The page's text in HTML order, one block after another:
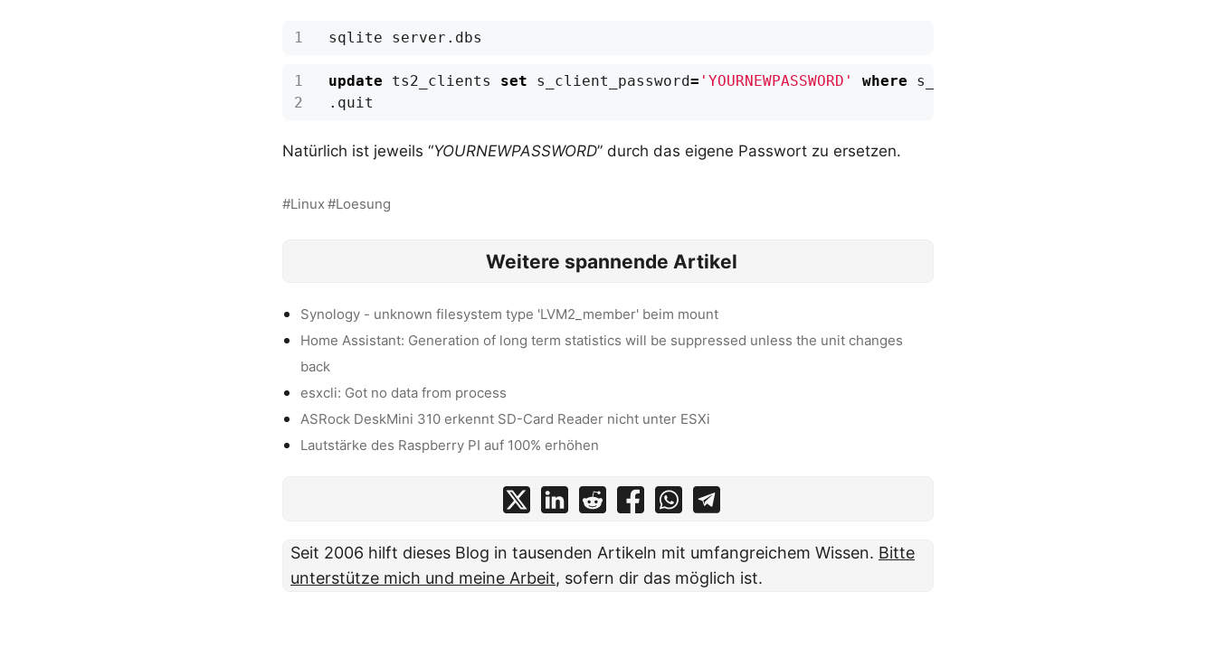
update ts2_clients set s_client_password= 'YOURNEWPASSWORD' where s_client_name
. quit
Natürlich ist jeweils “YOURNEWPASSWORD” durch das eigene Passwort zu ersetzen.
Linux Loesung
Weitere spannende Artikel
Synology - unknown filesystem type 'LVM2_member' beim mount
Home Assistant: Generation of long term statistics will be suppressed unless the unit changes
back
esxcli: Got no data from process
ASRock DeskMini 310 erkennt SD-Card Reader nicht unter ESXi
Lautstärke des Raspberry PI auf 100% erhöhen
Seit 2006 hilft dieses Blog in tausenden Artikeln mit umfangreichem Wissen. Bitte
unterstütze mich und meine Arbeit, sofern dir das möglich ist.